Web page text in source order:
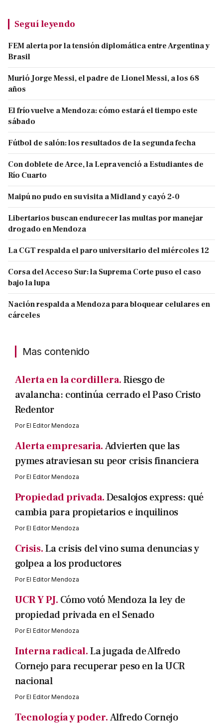
Seguí leyendo
FEM alerta por la tensión diplomática entre Argentina y
Brasil
Murió Jorge Messi, el padre de Lionel Messi, a los 68
años
El frío vuelve a Mendoza: cómo estará el tiempo este
sábado
Fútbol de salón: los resultados de la segunda fecha
Con doblete de Arce, la Lepra venció a Estudiantes de
Río Cuarto
Maipú no pudo en su visita a Midland y cayó 2-0
Libertarios buscan endurecer las multas por manejar
drogado en Mendoza
La CGT respalda el paro universitario del miércoles 12
Corsa del Acceso Sur: la Suprema Corte puso el caso
bajo la lupa
Nación respalda a Mendoza para bloquear celulares en
cárceles
Mas contenido
Alerta en la cordillera.Riesgo de
avalancha: continúa cerrado el Paso Cristo
Redentor
PorEl Editor Mendoza
Alerta empresaria.Advierten que las
pymes atraviesan su peor crisis financiera
PorEl Editor Mendoza
Propiedad privada.Desalojos express: qué
cambia para propietarios e inquilinos
PorEl Editor Mendoza
Crisis.La crisis del vino suma denuncias y
golpea a los productores
PorEl Editor Mendoza
UCR Y PJ. Cómo votó Mendoza la ley de
propiedad privada en el Senado
PorEl Editor Mendoza
Interna radical.La jugada de Alfredo
Cornejo para recuperar peso en la UCR
nacional
PorEl Editor Mendoza
Tecnología y poder.Alfredo Cornejo